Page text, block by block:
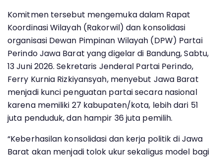
Komitmen tersebut mengemuka dalam Rapat
Koordinasi Wilayah (Rakorwil) dan konsolidasi
organisasi Dewan Pimpinan Wilayah (DPW) Partai
Perindo Jawa Barat yang digelar di Bandung, Sabtu,
13 Juni 2026. Sekretaris Jenderal Partai Perindo,
Ferry Kurnia Rizkiyansyah, menyebut Jawa Barat
menjadi kunci penguatan partai secara nasional
karena memiliki 27 kabupaten/kota, lebih dari 51
juta penduduk, dan hampir 36 juta pemilih.
“Keberhasilan konsolidasi dan kerja politik di Jawa
Barat akan menjadi tolok ukur sekaligus model bagi